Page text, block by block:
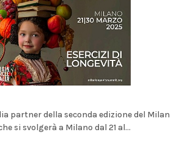
partner della seconda edizione del Milan
si svolgerà a Milano dal 21 al...